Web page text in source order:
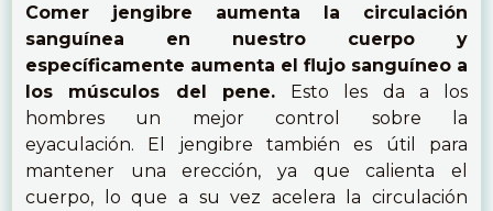
Comer jengibre aumenta la circulación
sanguínea en nuestro cuerpo y
específicamente aumenta el flujo sanguíneo a
los músculos del pene. Esto les da a los
hombres un mejor control sobre la
eyaculación. El jengibre también es útil para
mantener una erección, ya que calienta el
cuerpo, lo que a su vez acelera la circulación